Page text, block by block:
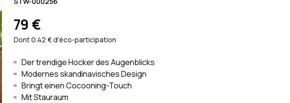
Materialien
Leinen Sofa & Couch
Stoff Sofa & Couch
Sofa aus Bouclé-Stoff
Cord Sofa & Couch
Sofas & Couches
Orange
Sofas & Couches
79 €
Dont 0.42 € d'éco-participation
Der trendige Hocker des Augenblicks
Modernes skandinavisches Design
Bringt einen Cocooning-Touch
Mit Stauraum